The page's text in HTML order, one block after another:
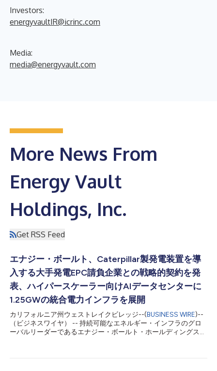
Investors:
energyvaultIR@icrinc.com
Media:
media@energyvault.com
More News From
Energy Vault
Holdings, Inc.
Get RSS Feed
エナジー・ボールト、Caterpillar製発電装置を導
入する大手発電EPC請負企業との戦略的契約を発
表、ハイパースケーラー向けAIデータセンターに
1.25GWの統合電力インフラを展開
カリフォルニア州ウェストレイクビレッジ--(BUSINESS WIRE)--
（ビジネスワイヤ） -- 持続可能なエネルギー・インフラのグロ
ーバルリーダーであるエナジー・ボールト・ホールディングス
の統合電力インフラを初期導入する取り組みを支援するため、バ